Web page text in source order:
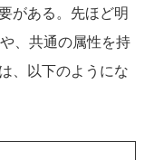
がある。先ほど明
、共通の属性を持
、以下のようにな